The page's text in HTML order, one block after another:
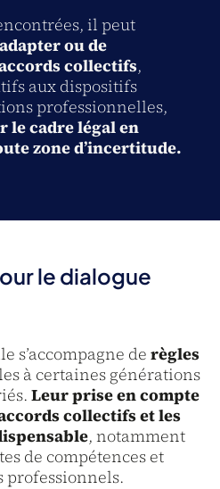
il peut
ou de
collectifs,
aux dispositifs
professionnelles,
le cadre légal en
zone d’incertitude.
le dialogue
s’accompagne de règles
à certaines générations
Leur prise en compte
collectifs et les
, notamment
de compétences et
professionnels.